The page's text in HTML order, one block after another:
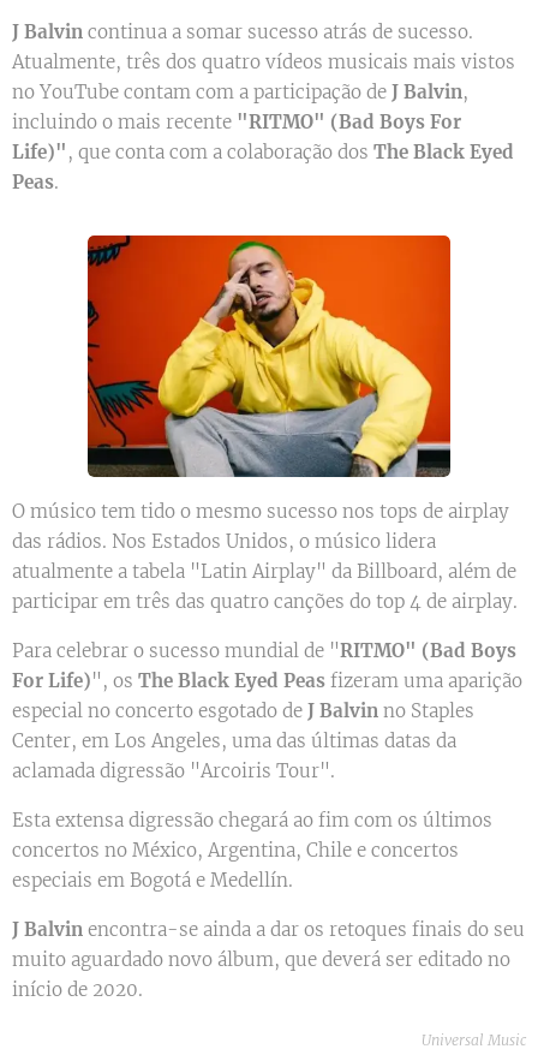
J Balvin continua a somar sucesso atrás de sucesso.
Atualmente, três dos quatro vídeos musicais mais vistos
no YouTube contam com a participação de J Balvin,
incluindo o mais recente "RITMO" (Bad Boys For
Life)" , que conta com a colaboração dos The Black Eyed
Peas.
O músico tem tido o mesmo sucesso nos tops de airplay
das rádios. Nos Estados Unidos, o músico lidera
atualmente a tabela "Latin Airplay" da Billboard, além de
participar em três das quatro canções do top 4 de airplay.
Para celebrar o sucesso mundial de "RITMO" (Bad Boys
For Life)", os The Black Eyed Peas fizeram uma aparição
especial no concerto esgotado de J Balvin no Staples
Center, em Los Angeles, uma das últimas datas da
aclamada digressão "Arcoiris Tour".
Esta extensa digressão chegará ao fim com os últimos
concertos no México, Argentina, Chile e concertos
especiais em Bogotá e Medellín.
J Balvin encontra-se ainda a dar os retoques finais do seu
muito aguardado novo álbum, que deverá ser editado no
início de 2020.
Universal Music